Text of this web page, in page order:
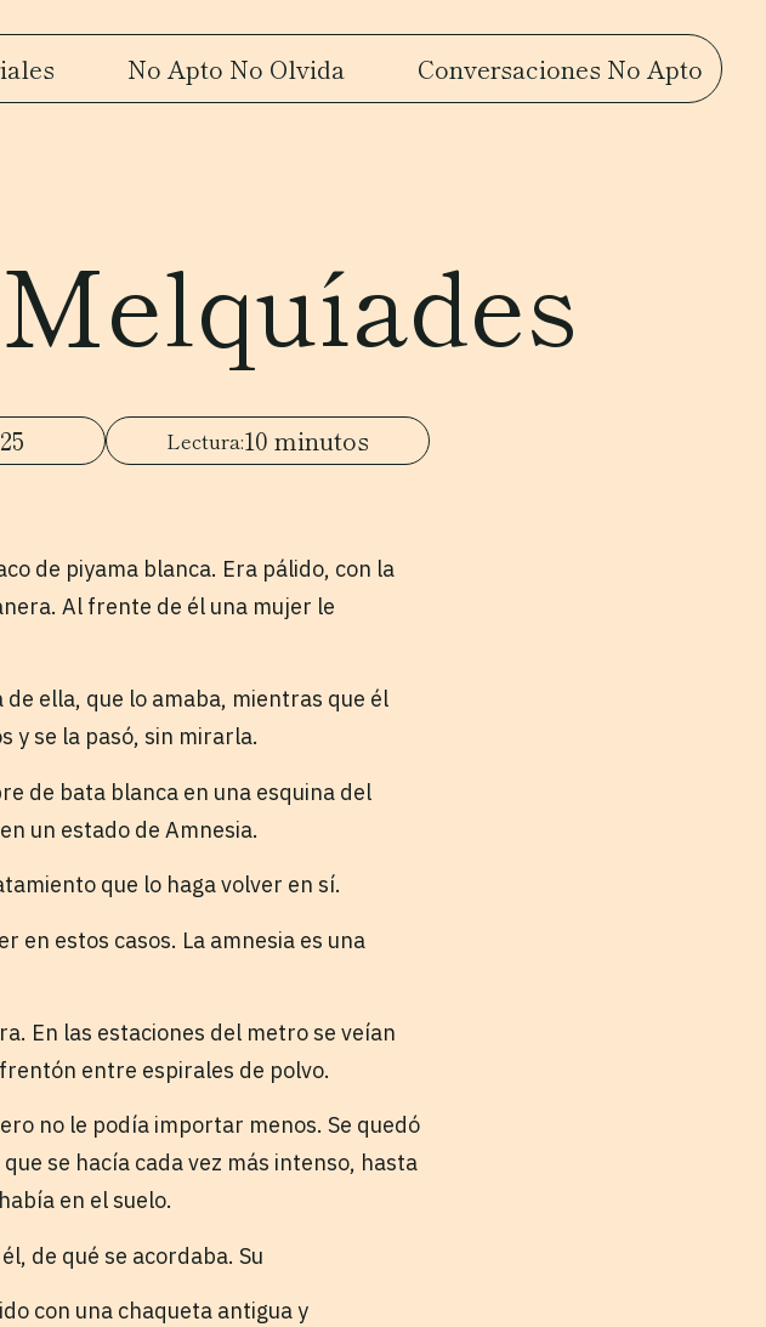
No Apto No Olvida Conversaciones No Apto
10 minutos
de piyama blanca. Era pálido, con la
Al frente de él una mujer le
ella, que lo amaba, mientras que él
y se la pasó, sin mirarla.
de bata blanca en una esquina del
un estado de Amnesia.
que lo haga volver en sí.
en estos casos. La amnesia es una
En las estaciones del metro se veían
entre espirales de polvo.
no le podía importar menos. Se quedó
se hacía cada vez más intenso, hasta
en el suelo.
de qué se acordaba. Su
con una chaqueta antigua y